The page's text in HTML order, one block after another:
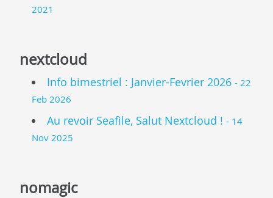
2021
nextcloud
Info bimestriel : Janvier-Fevrier 2026 - 22
Feb 2026
Au revoir Seafile, Salut Nextcloud ! - 14
Nov 2025
nomagic